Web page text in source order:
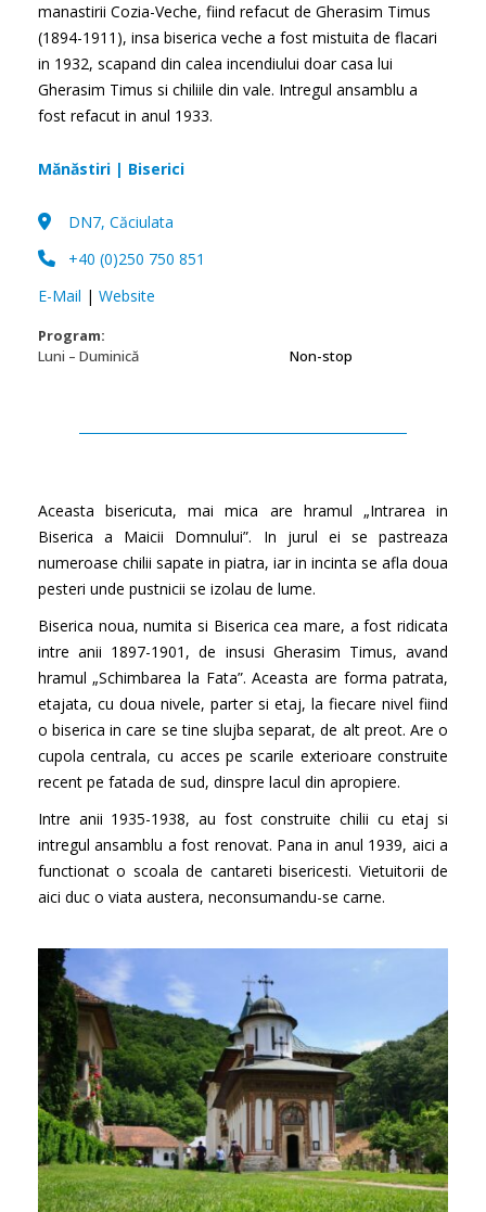
manastirii Cozia-Veche, fiind refacut de Gherasim Timus
(1894-1911), insa biserica veche a fost mistuita de flacari
in 1932, scapand din calea incendiului doar casa lui
Gherasim Timus si chiliile din vale. Intregul ansamblu a
fost refacut in anul 1933.
Mănăstiri | Biserici
DN7, Căciulata
+40 (0)250 750 851
E-Mail | Website
Program:
Luni – Duminică
Non-stop
Aceasta bisericuta, mai mica are hramul „Intrarea in
Biserica a Maicii Domnului”. In jurul ei se pastreaza
numeroase chilii sapate in piatra, iar in incinta se afla doua
pesteri unde pustnicii se izolau de lume.
Biserica noua, numita si Biserica cea mare, a fost ridicata
intre anii 1897-1901, de insusi Gherasim Timus, avand
hramul „Schimbarea la Fata”. Aceasta are forma patrata,
etajata, cu doua nivele, parter si etaj, la fiecare nivel fiind
o biserica in care se tine slujba separat, de alt preot. Are o
cupola centrala, cu acces pe scarile exterioare construite
recent pe fatada de sud, dinspre lacul din apropiere.
Intre anii 1935-1938, au fost construite chilii cu etaj si
intregul ansamblu a fost renovat. Pana in anul 1939, aici a
functionat o scoala de cantareti bisericesti. Vietuitorii de
aici duc o viata austera, neconsumandu-se carne.